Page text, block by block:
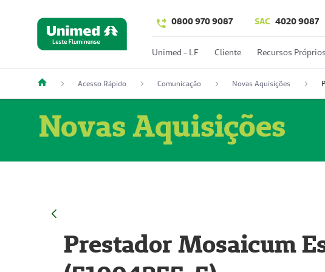
0800 970 9087 SAC 4020 9087
Unimed - LF Cliente Recursos Próprios
Acesso Rápido Comunicação Novas Aquisições
Novas Aquisições
Prestador Mosaicum